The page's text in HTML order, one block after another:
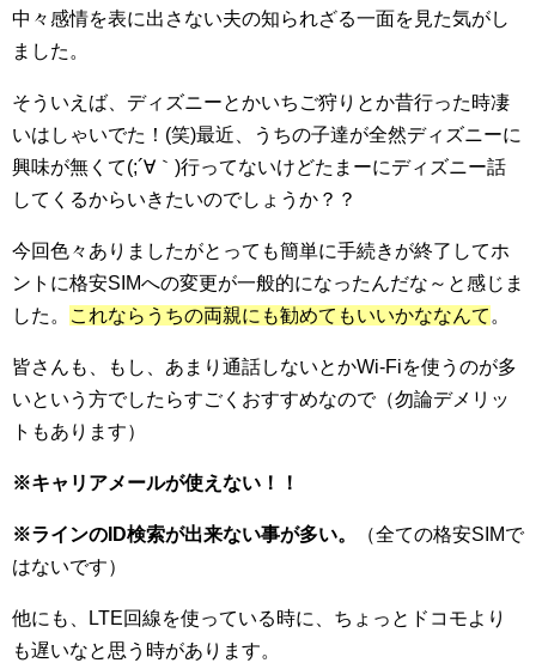
中々感情を表に出さない夫の知られざる一面を見た気がし
ました。
そういえば、ディズニーとかいちご狩りとか昔行った時凄
いはしゃいでた！(笑)最近、うちの子達が全然ディズニーに
興味が無くて(;´∀｀)行ってないけどたまーにディズニー話
してくるからいきたいのでしょうか？？
今回色々ありましたがとっても簡単に手続きが終了してホ
ントに格安SIMへの変更が一般的になったんだな～と感じま
した。
これならうちの両親にも勧めてもいいかななんて 。
皆さんも、もし、あまり通話しないとかWi-Fiを使うのが多
いという方でしたらすごくおすすめなので（勿論デメリッ
トもあります）
※キャリアメールが使えない！！
※ラインのID検索が出来ない事が多い。
（全ての格安SIMで
はないです）
他にも、LTE回線を使っている時に、ちょっとドコモより
も遅いなと思う時があります。